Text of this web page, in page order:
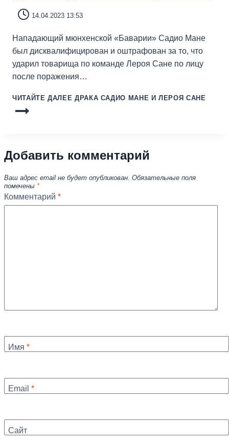
14.04.2023 13:53
Нападающий мюнхенской «Баварии» Садио Мане
был дисквалифицирован и оштрафован за то, что
ударил товарища по команде Лероя Сане по лицу
после поражения…
ЧИТАЙТЕ ДАЛЕЕ ДРАКА САДИО МАНЕ И ЛЕРОЯ САНЕ
Добавить комментарий
Ваш адрес email не будет опубликован. Обязательные поля
помечены *
Комментарий *
Имя *
Email *
Сайт